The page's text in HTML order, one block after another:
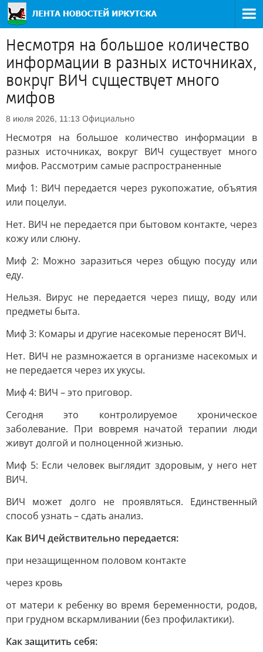
Несмотря на большое количество
информации в разных источниках,
вокруг ВИЧ существует много
мифов
8 июля 2026, 11:13 Официально
Несмотря на большое количество информации в
разных источниках, вокруг ВИЧ существует много
мифов. Рассмотрим самые распространенные
Миф 1: ВИЧ передается через рукопожатие, объятия
или поцелуи.
Нет. ВИЧ не передается при бытовом контакте, через
кожу или слюну.
Миф 2: Можно заразиться через общую посуду или
еду.
Нельзя. Вирус не передается через пищу, воду или
предметы быта.
Миф 3: Комары и другие насекомые переносят ВИЧ.
Нет. ВИЧ не размножается в организме насекомых и
не передается через их укусы.
Миф 4: ВИЧ – это приговор.
Сегодня это контролируемое хроническое
заболевание. При вовремя начатой терапии люди
живут долгой и полноценной жизнью.
Миф 5: Если человек выглядит здоровым, у него нет
ВИЧ.
ВИЧ может долго не проявляться. Единственный
способ узнать – сдать анализ.
Как ВИЧ действительно передается:
при незащищенном половом контакте
через кровь
от матери к ребенку во время беременности, родов,
при грудном вскармливании (без профилактики).
Как защитить себя: